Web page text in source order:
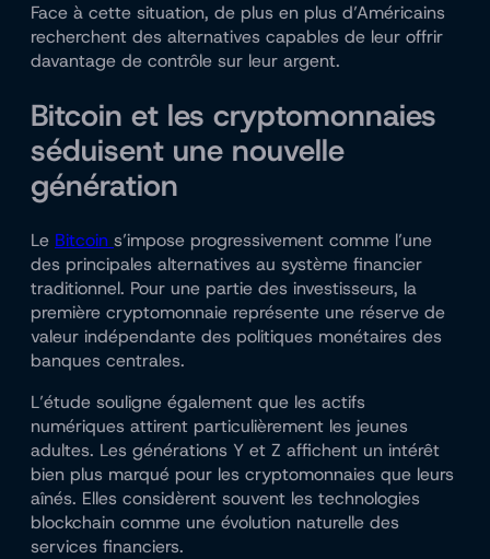
Face à cette situation, de plus en plus d’Américains
recherchent des alternatives capables de leur offrir
davantage de contrôle sur leur argent.
Bitcoin et les cryptomonnaies
séduisent une nouvelle
génération
Le Bitcoin s’impose progressivement comme l’une
des principales alternatives au système financier
traditionnel. Pour une partie des investisseurs, la
première cryptomonnaie représente une réserve de
valeur indépendante des politiques monétaires des
banques centrales.
L’étude souligne également que les actifs
numériques attirent particulièrement les jeunes
adultes. Les générations Y et Z affichent un intérêt
bien plus marqué pour les cryptomonnaies que leurs
aînés. Elles considèrent souvent les technologies
blockchain comme une évolution naturelle des
services financiers.